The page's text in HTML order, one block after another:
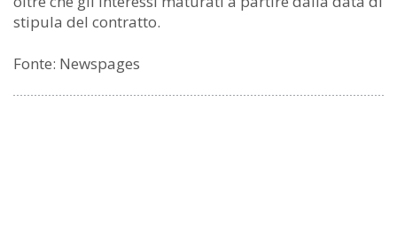
stipula del contratto.
Fonte: Newspages